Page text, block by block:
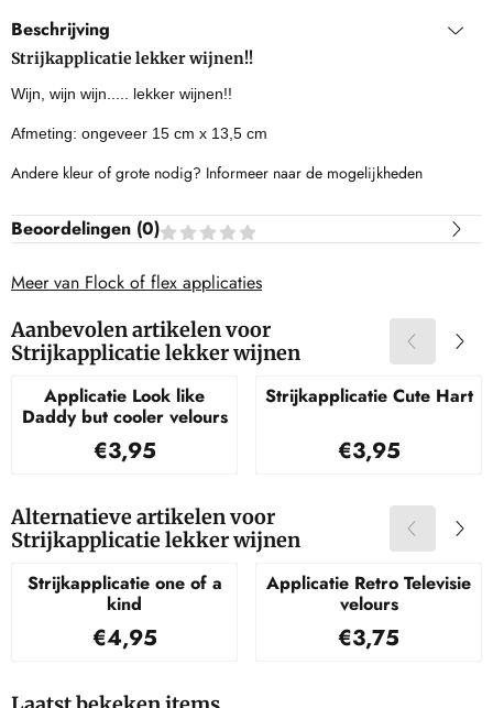
Beschrijving
Strijkapplicatie lekker wijnen!!
Wijn, wijn wijn..... lekker wijnen!!
Afmeting: ongeveer 15 cm x 13,5 cm
Andere kleur of grote nodig? Informeer naar de mogelijkheden
Beoordelingen (0)
Meer van Flock of flex applicaties
Aanbevolen artikelen voor
Strijkapplicatie lekker wijnen
Applicatie Look like
Daddy but cooler velours
Prijs: 3,95
€3,95
Strijkapplicatie Cute Hart
Prijs: 3,95
€3,95
Alternatieve artikelen voor
Strijkapplicatie lekker wijnen
Strijkapplicatie one of a
kind
Prijs: 4,95
€4,95
Applicatie Retro Televisie
velours
Prijs: 3,75
€3,75